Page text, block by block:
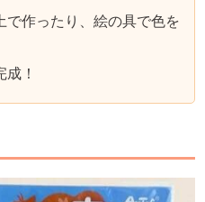
で作ったり、絵の具で色を
！